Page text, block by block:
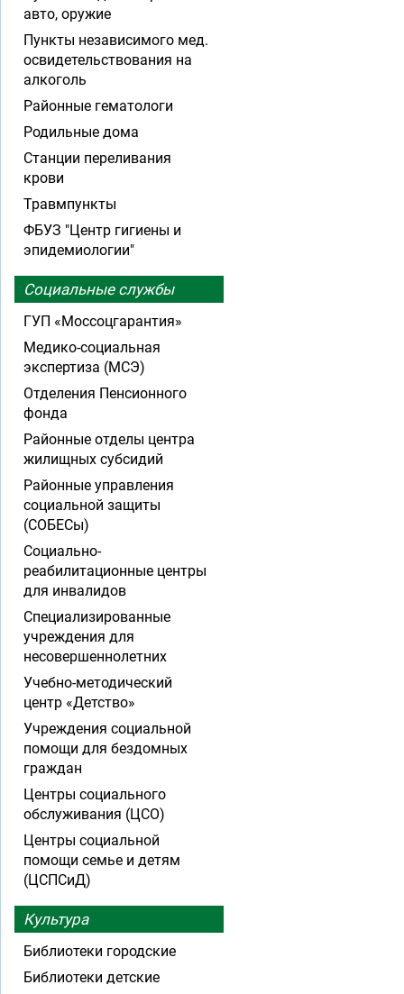
авто, оружие
Пункты независимого мед.
освидетельствования на
алкоголь
Районные гематологи
Родильные дома
Станции переливания
крови
Травмпункты
ФБУЗ "Центр гигиены и
эпидемиологии"
Социальные службы
ГУП «Моссоцгарантия»
Медико-социальная
экспертиза (МСЭ)
Отделения Пенсионного
фонда
Районные отделы центра
жилищных субсидий
Районные управления
социальной защиты
(СОБЕСы)
Социально-
реабилитационные центры
для инвалидов
Специализированные
учреждения для
несовершеннолетних
Учебно-методический
центр «Детство»
Учреждения социальной
помощи для бездомных
граждан
Центры социального
обслуживания (ЦСО)
Центры социальной
помощи семье и детям
(ЦСПСиД)
Культура
Библиотеки городские
Библиотеки детские